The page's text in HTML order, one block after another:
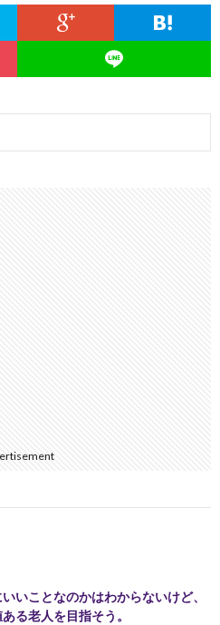
いことなのかはわからないけど、
る老人を目指そう。